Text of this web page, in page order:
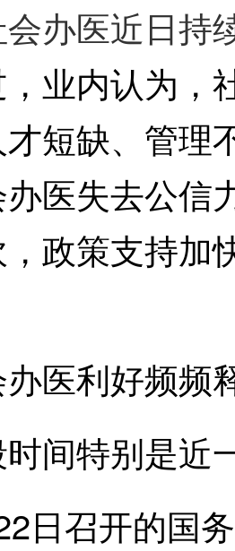
办医近日持
内认为，
短缺、管理
医失去公信
政策支持加
利好频频
特别是近
召开的国务